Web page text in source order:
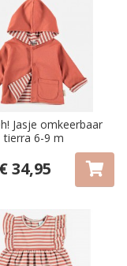
Jasje omkeerbaar
tierra 6-9 m
€ 34,95